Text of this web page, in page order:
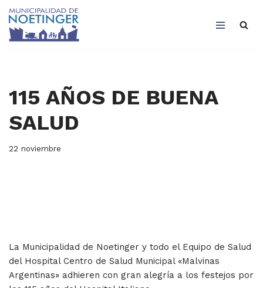
Saltar
115 AÑOS DE BUENA
SALUD
22 noviembre
La Municipalidad de Noetinger y todo el Equipo de Salud
del Hospital Centro de Salud Municipal «Malvinas
Argentinas» adhieren con gran alegría a los festejos por